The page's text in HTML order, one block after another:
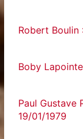
Robert Boulin
Boby
Paul Gustave
19/01/1979